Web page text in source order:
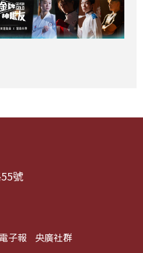
號
子報 央廣社群